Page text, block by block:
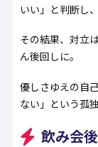
いい」と判断し
その結果、対立
ん後回しに。
優しさゆえの自
ない」という孤
飲み会